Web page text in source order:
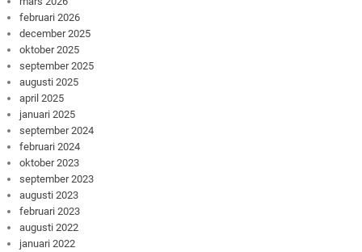
februari 2026
december 2025
oktober 2025
september 2025
augusti 2025
april 2025
januari 2025
september 2024
februari 2024
oktober 2023
september 2023
augusti 2023
februari 2023
augusti 2022
januari 2022